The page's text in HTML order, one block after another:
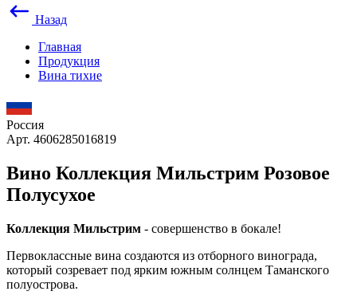
Назад
Главная
Продукция
Вина тихие
Россия
Арт. 4606285016819
Вино Коллекция Мильстрим Розовое
Полусухое
Коллекция Мильстрим - совершенство в бокале!
Первоклассные вина создаются из отборного винограда,
который созревает под ярким южным солнцем Таманского
полуострова.